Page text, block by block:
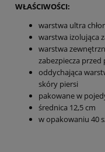
WŁAŚCIWOŚCI:
warstwa ultra
warstwa izolująca
warstwa
zabezpiecza przed
oddychająca
skóry piersi
pakowane w
średnica 12,5 cm
w opakowaniu 40